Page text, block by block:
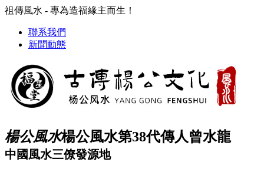
祖傳風水 - 專為造福緣主而生！
聯系我們
新聞動態
楊公風水楊公風水第38代傳人曾水龍
中國風水三僚發源地